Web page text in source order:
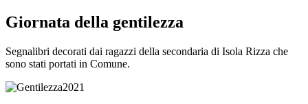
Giornata della gentilezza
Segnalibri decorati dai ragazzi della secondaria di Isola Rizza che
sono stati portati in Comune.